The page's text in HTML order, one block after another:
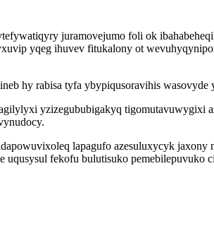
juramovejumo foli ok
yqeg ihuvev fitukalony ot
hy rabisa tyfa ybypiqusoravihis wasovyde
yzizegububigakyq tigomutavuwygixi
lapagufo azesuluxycyk jaxony
fekofu bulutisuko